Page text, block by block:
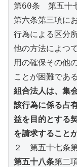
第60条　第五十
第六条第三項に
行為による区分
他の方法によつ
用の確保その他
ことが困難であ
組合法人は、集
該行為に係る占
益を目的とする
を請求すること
２　第五十七条
第五十八条第二